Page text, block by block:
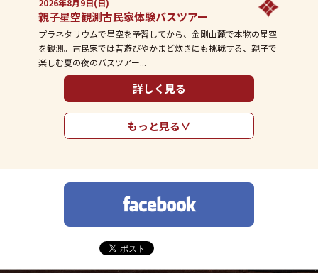
2026年8月9日(日)
親子星空観測古民家体験バスツアー
プラネタリウムで星空を予習してから、金剛山麓で本物の星空
を観測。古民家では昔遊びやかまど炊きにも挑戦する、親子で
楽しむ夏の夜のバスツアー...
詳しく見る
もっと見る∨